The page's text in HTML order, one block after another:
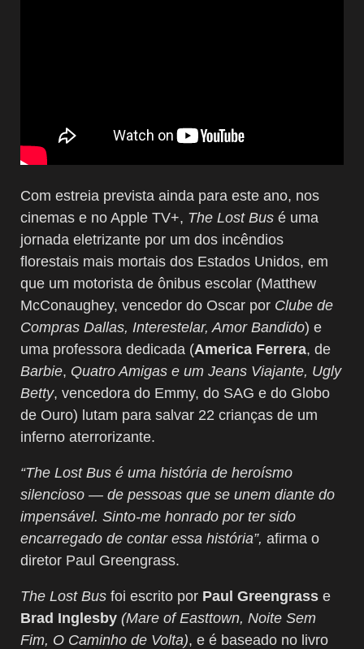
Com estreia prevista ainda para este ano, nos
cinemas e no Apple TV+, The Lost Bus é uma
jornada eletrizante por um dos incêndios
florestais mais mortais dos Estados Unidos, em
que um motorista de ônibus escolar (Matthew
McConaughey, vencedor do Oscar por Clube de
Compras Dallas, Interestelar, Amor Bandido) e
uma professora dedicada (America Ferrera, de
Barbie, Quatro Amigas e um Jeans Viajante, Ugly
Betty, vencedora do Emmy, do SAG e do Globo
de Ouro) lutam para salvar 22 crianças de um
inferno aterrorizante.
“The Lost Bus é uma história de heroísmo
silencioso — de pessoas que se unem diante do
impensável. Sinto-me honrado por ter sido
encarregado de contar essa história”, afirma o
diretor Paul Greengrass.
The Lost Bus foi escrito por Paul Greengrass e
Brad Inglesby (Mare of Easttown, Noite Sem
Fim, O Caminho de Volta), e é baseado no livro